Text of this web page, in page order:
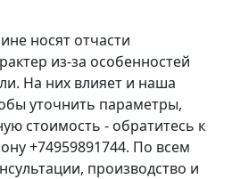
носят отчасти
из-за особенностей
На них влияет и наша
уточнить параметры,
стоимость - обратитесь к
+74959891744. По всем
производство и